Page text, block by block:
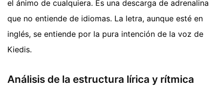
el ánimo de cualquiera. Es una descarga de adrenalina
que no entiende de idiomas. La letra, aunque esté en
inglés, se entiende por la pura intención de la voz de
Kiedis.
Análisis de la estructura lírica y rítmica